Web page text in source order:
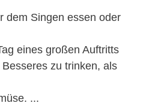
dem Singen essen oder
eines großen Auftritts
zu trinken, als
...